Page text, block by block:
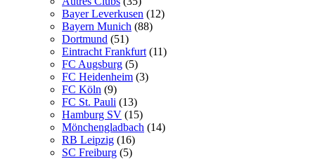
Bayer Leverkusen (12)
Bayern Munich (88)
Dortmund (51)
Eintracht Frankfurt (11)
FC Augsburg (5)
FC Heidenheim (3)
FC Köln (9)
FC St. Pauli (13)
Hamburg SV (15)
Mönchengladbach (14)
RB Leipzig (16)
SC Freiburg (5)